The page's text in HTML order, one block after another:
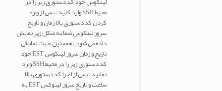
محیط SSH وارد کنید : پس از وارد
کردن کد دستوری بالا زمان و تاریخ
سرور لینکوس شما به شکل زیر نمایش
داده می شود : همچنین جهت نمایش
تاریخ و زمان سرور لینکوس EST خود
کد دستوری زیر را در محیط SSH وارد
نمایید : پس از اجرا کد دستوری بالا
ساعت و تاریخ سرور لینوکس EST به